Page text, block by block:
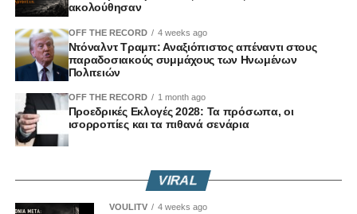
ακολούθησαν
OFF THE RECORD 4 weeks ago
Ντόναλντ Τραμπ: Αναξιόπιστος απέναντι στους
παραδοσιακούς συμμάχους των Ηνωμένων
Πολιτειών
OFF THE RECORD 1 month ago
Προεδρικές Εκλογές 2028: Τα πρόσωπα, οι
ισορροπίες και τα πιθανά σενάρια
VIRAL
VOULITV 4 weeks ago